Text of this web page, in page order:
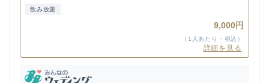
飲み放題
9,000円
（1人あたり・税込）
詳細を見る